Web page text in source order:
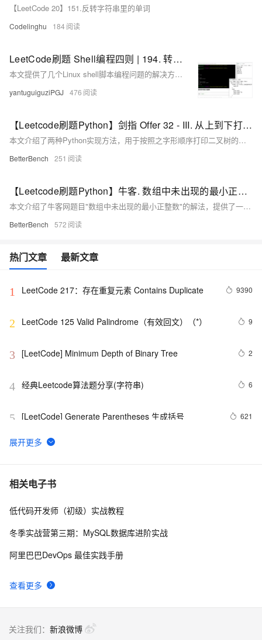
【LeetCode 20】151.反转字符串里的单词
Codelinghu 184
LeetCode刷题 Shell编程四则 | 194. 转置文件 192. 统计词频 193. 有效电话号码 195. 第十行
本文提供了几个Linux shell脚本编程问题的解决方案，包括转置文件内容、统计词频、验证有效电话号码和提取文件的第十行，每个问题都给出了至少一种实现方法。
yantuguiguziPGJ 476
【Leetcode刷题Python】剑指 Offer 32 - III. 从上到下打印二叉树 III
本文介绍了两种Python实现方法，用于按照之字形顺序打印二叉树的层次遍历结果，实现了在奇数层正序、偶数层反序打印节点的功能。
BetterBench 251
【Leetcode刷题Python】牛客. 数组中未出现的最小正整数
本文介绍了牛客网题目"数组中未出现的最小正整数"的解法，提供了一种满足O(n)时间复杂度和O(1)空间复杂度要求的原地排序算法，并给出了Python实现代码。
BetterBench 572
热门文章 最新文章
1 LeetCode 217：存在重复元素	Contains Duplicate 9390
2 LeetCode 125 Valid Palindrome（有效回文）（*） 9
3 [LeetCode] Minimum Depth of Binary Tree 2
4 经典Leetcode算法题分享(字符串) 6
5 [LeetCode] Generate Parentheses 生成括号 621
6
LeetCode 209：最小长度的子数组 Minimum Size
7 [LeetCode] Implement Stack using Queues 用队列来实
8 [LeetCode] Shortest Word Distance
相关电子书
查看更多
低代码开发师（初级）实战教程
冬季实战营第三期：MySQL数据库进阶实战
阿里巴巴DevOps 最佳实践手册
关注我们： 新浪微博